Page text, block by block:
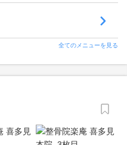
全てのメニューを見る